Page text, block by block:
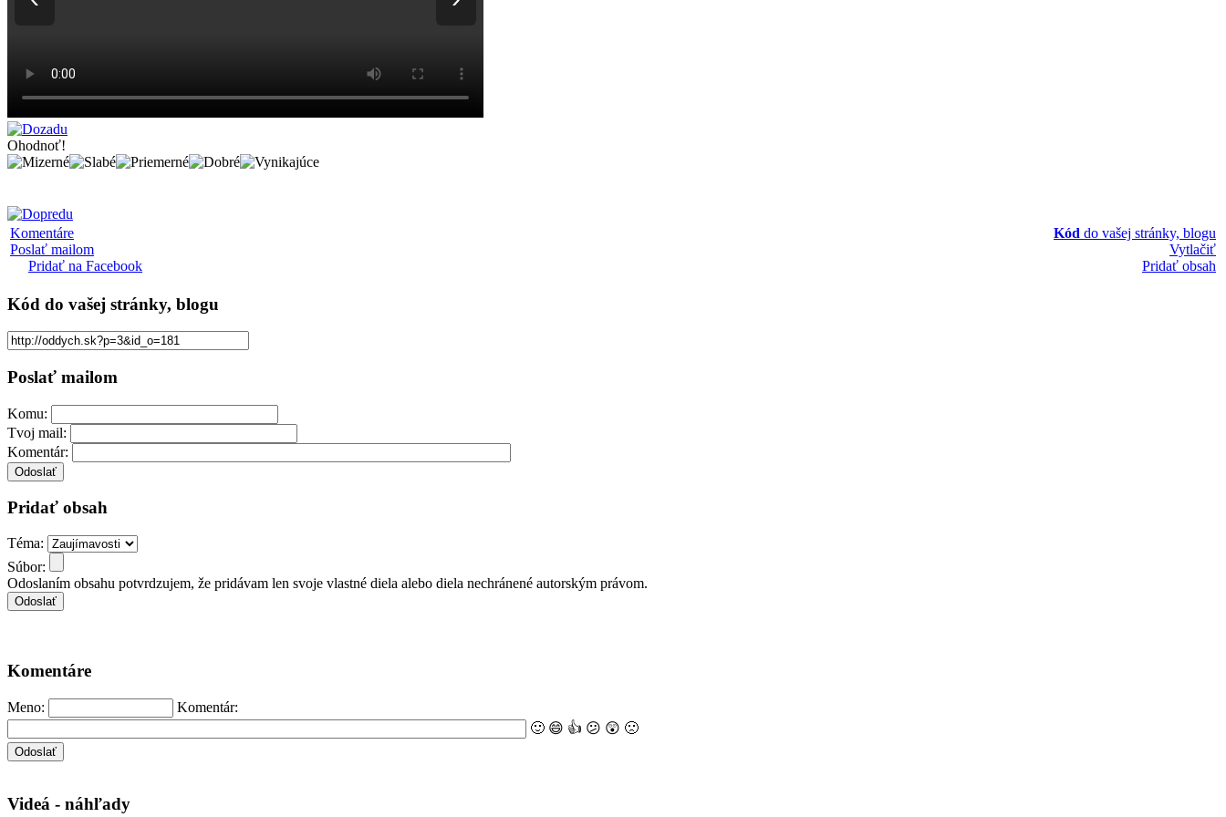
Ohodnoť!
Komentáre
Poslať mailom
Pridať na Facebook
Kód do vašej stránky, blogu
Vytlačiť
Pridať obsah
Kód do vašej stránky, blogu
Poslať mailom
Komu:
Tvoj mail:
Komentár:
Pridať obsah
Téma:
Súbor:
Odoslaním obsahu potvrdzujem, že pridávam len svoje vlastné diela alebo diela nechránené autorským právom.
Komentáre
Meno:
Komentár:
🙂 😄 👍 😕 😲 🙁
Videá - náhľady